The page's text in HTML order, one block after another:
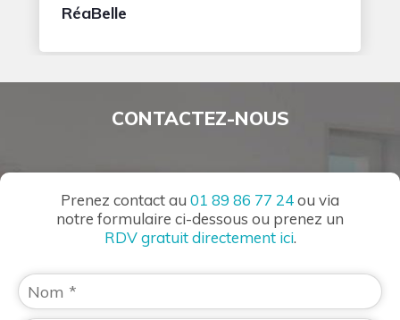
RéaBelle
CONTACTEZ-NOUS
Prenez contact au 01 89 86 77 24ou via
notre formulaire ci-dessous ou prenez un
RDV gratuit directement ici.